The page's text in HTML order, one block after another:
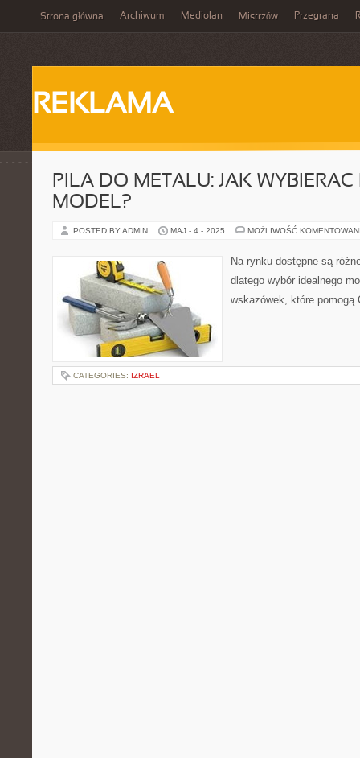
Strona główna Archiwum Mediolan Mistrzów Przegrana
REKLAMA
PILA DO METALU: JAK
MODEL?
POSTED BY ADMIN MAJ - 4 - 2025 MOŻLIWOŚĆ
Na rynku dostępne są
dlatego wybór idealnego
wskazówek, które pomogą
CATEGORIES: IZRAEL